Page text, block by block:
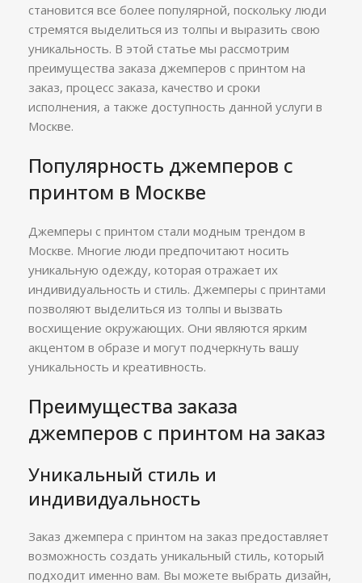
становится все более популярной, поскольку люди
стремятся выделиться из толпы и выразить свою
уникальность. В этой статье мы рассмотрим
преимущества заказа джемперов с принтом на
заказ, процесс заказа, качество и сроки
исполнения, а также доступность данной услуги в
Москве.
Популярность джемперов с
принтом в Москве
Джемперы с принтом стали модным трендом в
Москве. Многие люди предпочитают носить
уникальную одежду, которая отражает их
индивидуальность и стиль. Джемперы с принтами
позволяют выделиться из толпы и вызвать
восхищение окружающих. Они являются ярким
акцентом в образе и могут подчеркнуть вашу
уникальность и креативность.
Преимущества заказа
джемперов с принтом на заказ
Уникальный стиль и
индивидуальность
Заказ джемпера с принтом на заказ предоставляет
возможность создать уникальный стиль, который
подходит именно вам. Вы можете выбрать дизайн,